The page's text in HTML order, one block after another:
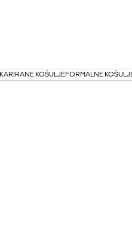
KARIRANE KOŠULJEFORMALNE